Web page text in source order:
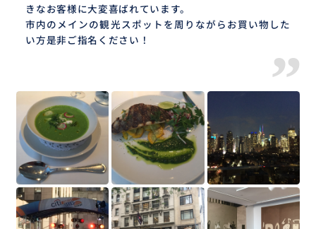
きなお客様に大変喜ばれています。
市内のメインの観光スポットを周りながらお買い物した
い方是非ご指名ください！
”